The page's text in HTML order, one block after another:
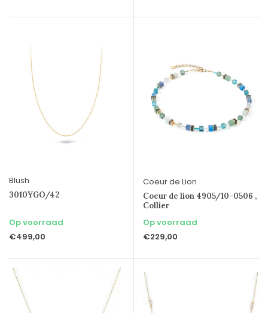
Blush
3010YGO/42
Op voorraad
€499,00
Coeur de Lion
Coeur de lion 4905/10-0506 ,
Collier
Op voorraad
€229,00